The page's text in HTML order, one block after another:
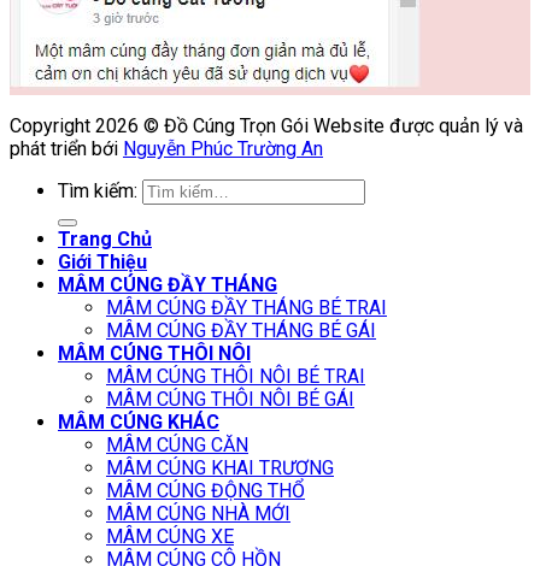
Copyright 2026 © Đồ Cúng Trọn Gói Website được quản lý và
phát triển bới Nguyễn Phúc Trường An
Tìm kiếm:
Trang Chủ
Giới Thiệu
MÂM CÚNG ĐẦY THÁNG
MÂM CÚNG ĐẦY THÁNG BÉ TRAI
MÂM CÚNG ĐẦY THÁNG BÉ GÁI
MÂM CÚNG THÔI NÔI
MÂM CÚNG THÔI NÔI BÉ TRAI
MÂM CÚNG THÔI NÔI BÉ GÁI
MÂM CÚNG KHÁC
MÂM CÚNG CĂN
MÂM CÚNG KHAI TRƯƠNG
MÂM CÚNG ĐỘNG THỔ
MÂM CÚNG NHÀ MỚI
MÂM CÚNG XE
MÂM CÚNG CÔ HỒN